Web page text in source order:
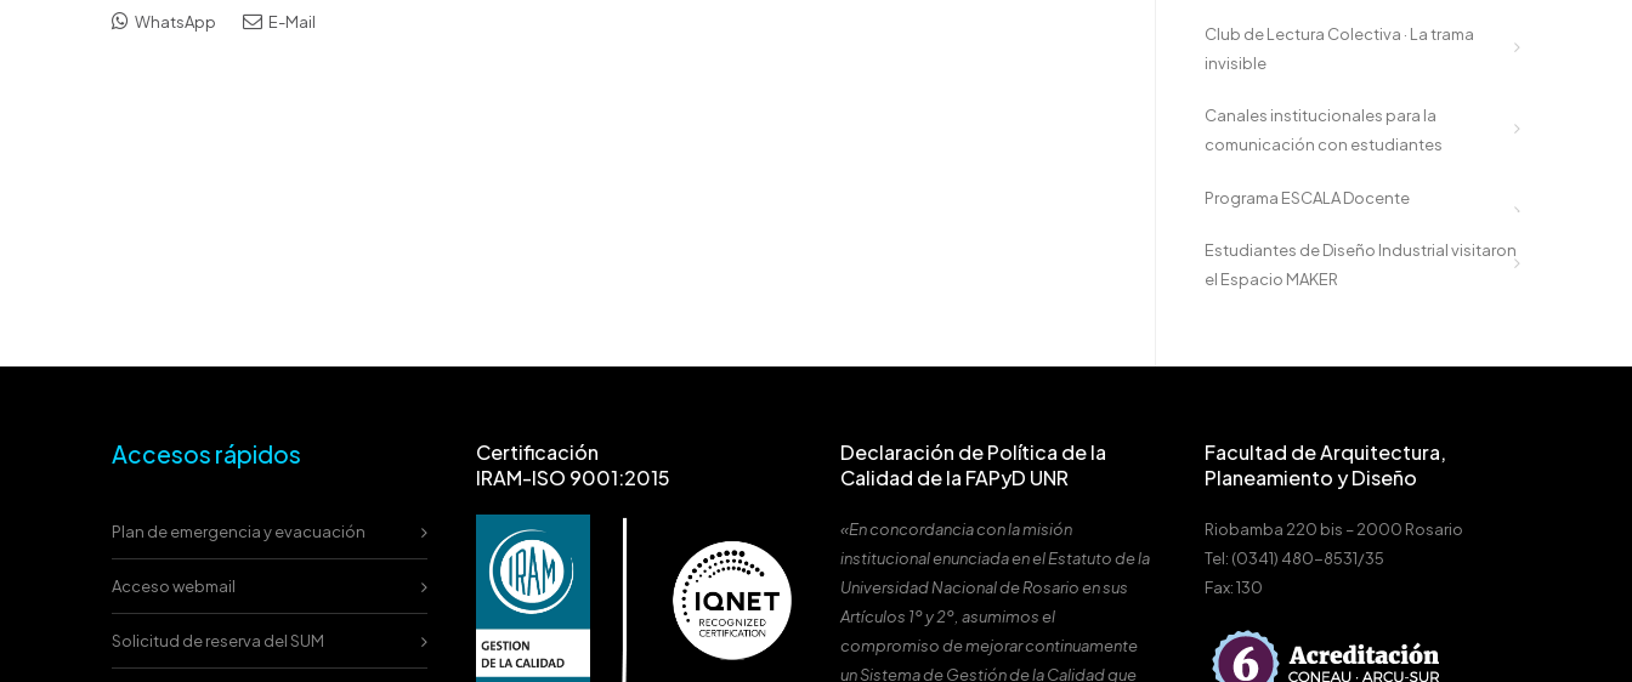
WhatsApp E-Mail
Club de Lectura Colectiva · La trama
invisible
Canales institucionales para la
comunicación con estudiantes
Programa ESCALA Docente
Estudiantes de Diseño Industrial visitaron
el Espacio MAKER
Accesos rápidos
Plan de emergencia y evacuación
Acceso webmail
Solicitud de reserva del SUM
Certificación
IRAM-ISO 9001:2015
Declaración de Política de la
Calidad de la FAPyD UNR
«En concordancia con la misión
institucional enunciada en el Estatuto de la
Universidad Nacional de Rosario en sus
Artículos 1º y 2º, asumimos el
compromiso de mejorar continuamente
un Sistema de Gestión de la Calidad que
Facultad de Arquitectura,
Planeamiento y Diseño
Riobamba 220 bis – 2000 Rosario
Tel: (0341) 480-8531/35
Fax: 130